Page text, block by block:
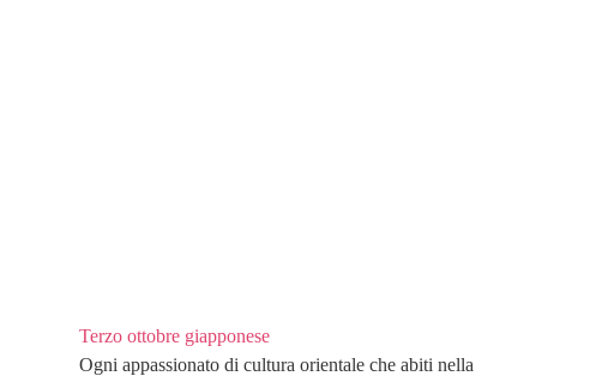
Terzo ottobre giapponese
Ogni appassionato di cultura orientale che abiti nella